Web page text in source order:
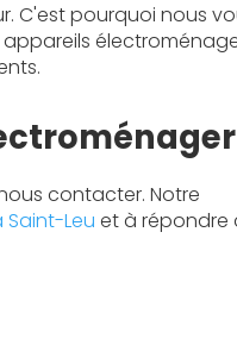
C'est pourquoi nous
contacter. Notre
Leu et à répondre